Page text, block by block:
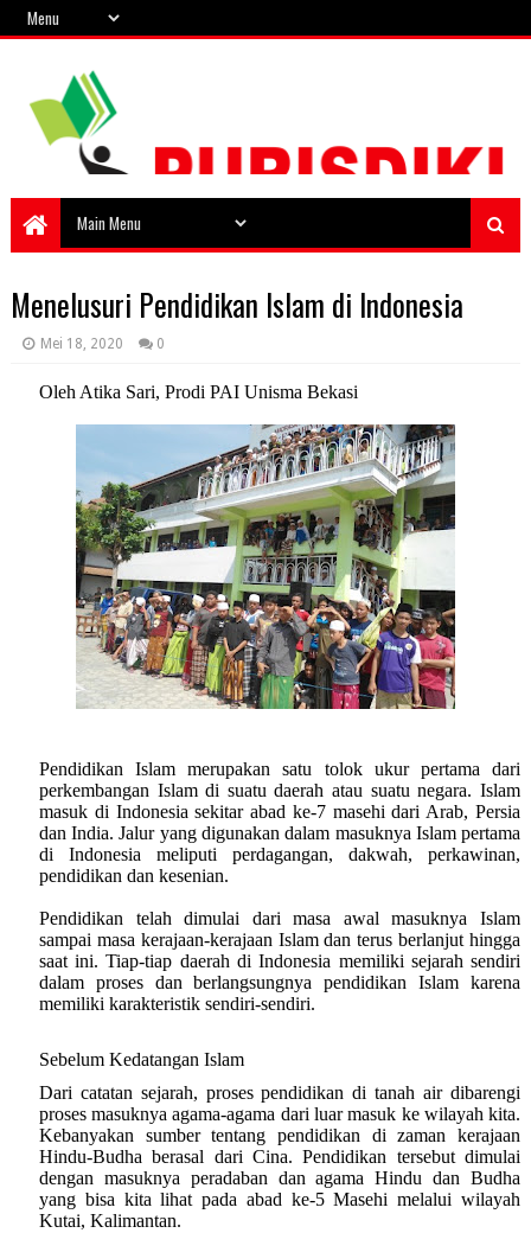
Menelusuri Pendidikan Islam di Indonesia
Mei 18, 2020 0
Oleh Atika Sari, Prodi PAI Unisma Bekasi
Pendidikan Islam merupakan satu tolok ukur pertama dari
perkembangan Islam di suatu daerah atau suatu negara. Islam
masuk di Indonesia sekitar abad ke-7 masehi dari Arab, Persia
dan India. Jalur yang digunakan dalam masuknya Islam pertama
di Indonesia meliputi perdagangan, dakwah, perkawinan,
pendidikan dan kesenian.
Pendidikan telah dimulai dari masa awal masuknya Islam
sampai masa kerajaan-kerajaan Islam dan terus berlanjut hingga
saat ini. Tiap-tiap daerah di Indonesia memiliki sejarah sendiri
dalam proses dan berlangsungnya pendidikan Islam karena
memiliki karakteristik sendiri-sendiri.
Sebelum Kedatangan Islam
Dari catatan sejarah, proses pendidikan di tanah air dibarengi
proses masuknya agama-agama dari luar masuk ke wilayah kita.
Kebanyakan sumber tentang pendidikan di zaman kerajaan
Hindu-Budha berasal dari Cina. Pendidikan tersebut dimulai
dengan masuknya peradaban dan agama Hindu dan Budha
yang bisa kita lihat pada abad ke-5 Masehi melalui wilayah
Kutai, Kalimantan.